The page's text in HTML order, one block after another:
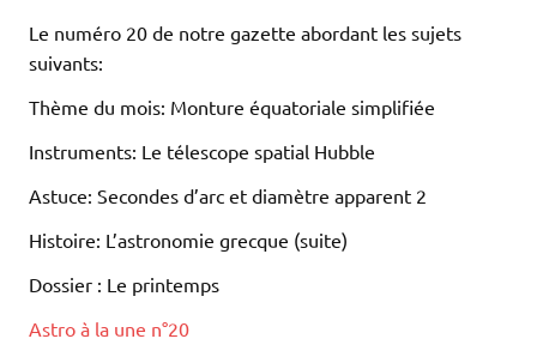
Le numéro 20 de notre gazette abordant les sujets
suivants:
Thème du mois: Monture équatoriale simplifiée
Instruments: Le télescope spatial Hubble
Astuce: Secondes d’arc et diamètre apparent 2
Histoire: L’astronomie grecque (suite)
Dossier : Le printemps
Astro à la une n°20